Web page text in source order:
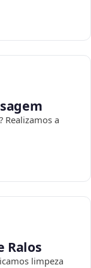
a
Ralos
limpeza